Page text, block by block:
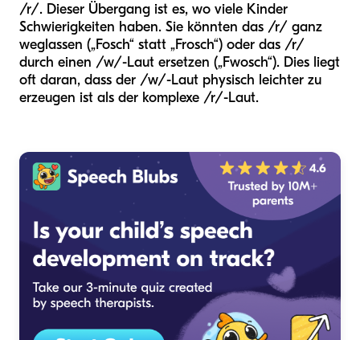
/r/. Dieser Übergang ist es, wo viele Kinder
Schwierigkeiten haben. Sie könnten das /r/ ganz
weglassen („Fosch“ statt „Frosch“) oder das /r/
durch einen /w/-Laut ersetzen („Fwosch“). Dies liegt
oft daran, dass der /w/-Laut physisch leichter zu
erzeugen ist als der komplexe /r/-Laut.